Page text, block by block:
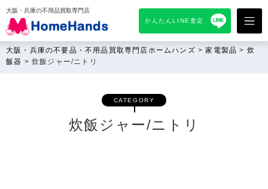
大阪・兵庫の不用品買取専門店
かんたんLINE査定
大阪・兵庫の不要品・不用品買取専門店ホームハンズ >家電製品 > 炊
飯器 >炊飯ジャー/ニトリ
CATEGORY
炊飯ジャー/ニトリ